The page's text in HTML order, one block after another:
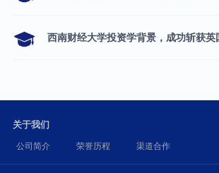
西南财经大学投资学背景，成功斩获
关于我们
公司简介 荣誉历程 渠道合作